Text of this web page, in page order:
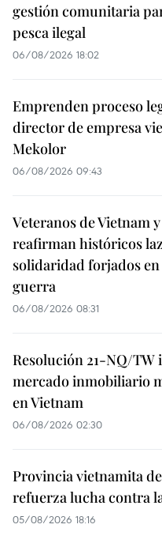
gestión comunitaria
pesca ilegal
06/08/2026 18:02
Emprenden proceso
director de empresa
Mekolor
06/08/2026 09:43
Veteranos de Vietnam
reafirman históricos
solidaridad forjados
guerra
06/08/2026 08:31
Resolución 21-NQ/TW
mercado inmobiliario
en Vietnam
06/08/2026 02:30
Provincia vietnamita
refuerza lucha contra
05/08/2026 18:16